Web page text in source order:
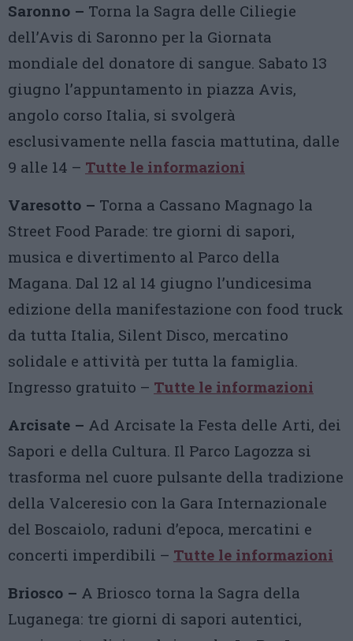
Saronno – Torna la Sagra delle Ciliegie
dell’Avis di Saronno per la Giornata
mondiale del donatore di sangue. Sabato 13
giugno l’appuntamento in piazza Avis,
angolo corso Italia, si svolgerà
esclusivamente nella fascia mattutina, dalle
9 alle 14 – Tutte le informazioni
Varesotto – Torna a Cassano Magnago la
Street Food Parade: tre giorni di sapori,
musica e divertimento al Parco della
Magana. Dal 12 al 14 giugno l’undicesima
edizione della manifestazione con food truck
da tutta Italia, Silent Disco, mercatino
solidale e attività per tutta la famiglia.
Ingresso gratuito – Tutte le informazioni
Arcisate – Ad Arcisate la Festa delle Arti, dei
Sapori e della Cultura. Il Parco Lagozza si
trasforma nel cuore pulsante della tradizione
della Valceresio con la Gara Internazionale
del Boscaiolo, raduni d’epoca, mercatini e
concerti imperdibili – Tutte le informazioni
Briosco – A Briosco torna la Sagra della
Luganega: tre giorni di sapori autentici,